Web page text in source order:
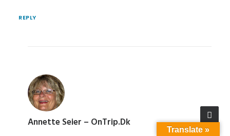
REPLY
Annette Seier – OnTrip.dk
Translate »